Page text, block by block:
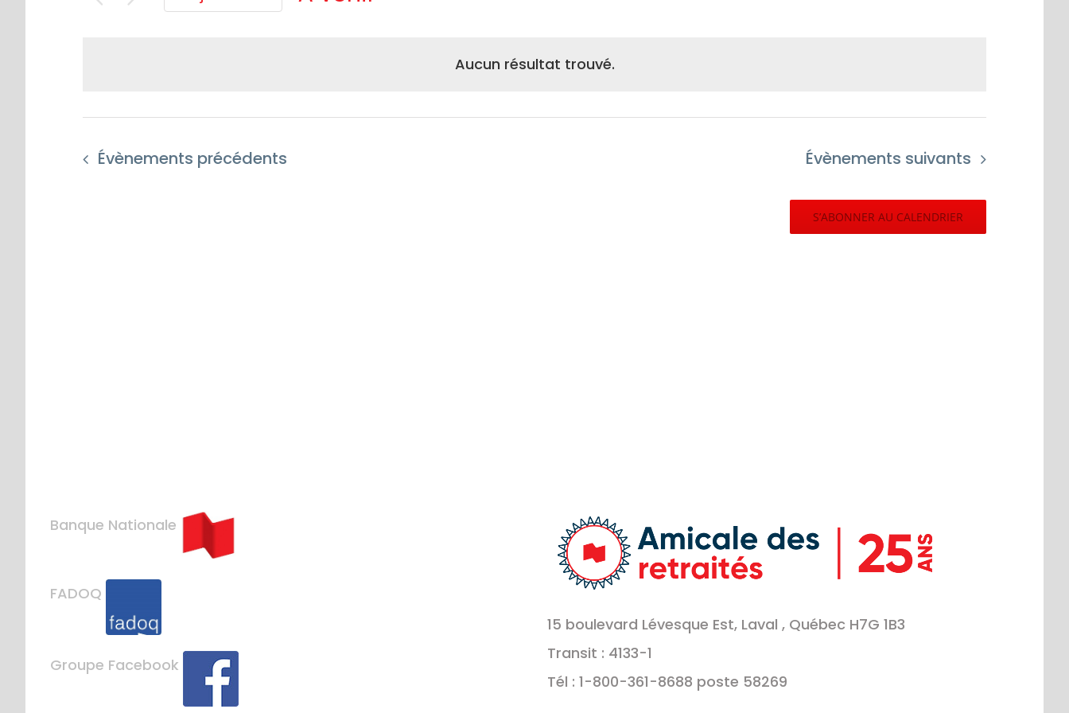
Aucun résultat trouvé.
Évènements précédents Évènements suivants
S’ABONNER AU CALENDRIER
Banque Nationale
FADOQ
Groupe Facebook
15 boulevard Lévesque Est, Laval , Québec H7G 1B3
Transit : 4133-1
Tél : 1-800-361-8688 poste 58269